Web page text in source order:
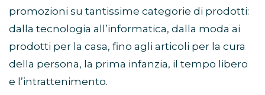
promozioni su tantissime categorie di prodotti:
dalla tecnologia all’informatica, dalla moda ai
prodotti per la casa, fino agli articoli per la cura
della persona, la prima infanzia, il tempo libero
e l’intrattenimento.